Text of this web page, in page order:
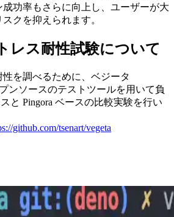
功率もさらに向上し、ユーザーが大
クを抑えられます。
レス耐性試験について
を調べるために、ベジータ
プンソースのテストツールを用いて負
と Pingora ベースの比較実験を行い
github.com/tsenart/vegeta